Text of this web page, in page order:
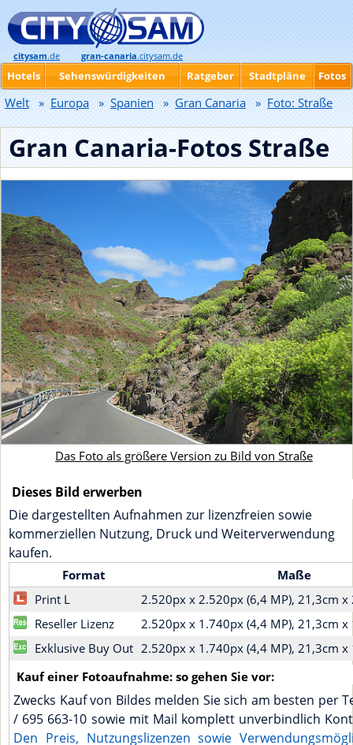
Gran Canaria-Fotos Straße
Das Foto als größere Version zu Bild von Straße
Dieses Bild erwerben
Die dargestellten Aufnahmen zur lizenzfreien sowie
kommerziellen Nutzung, Druck und Weiterverwendung
kaufen.
Format
Maße
Print L
2.520px x 2.520px (6,4 MP), 21,3cm x
Reseller Lizenz
2.520px x 1.740px (4,4 MP), 21,3cm x
Exklusive Buy Out 2.520px x 1.740px (4,4 MP), 21,3cm x
Kauf einer Fotoaufnahme: so gehen Sie vor:
Zwecks Kauf von Bildes melden Sie sich am besten per
/ 695 663-10 sowie mit Mail komplett unverbindlich
Den Preis, Nutzungslizenzen sowie
citysam.de gran-canaria.citysam.de
Hotels Sehenswürdigkeiten Ratgeber Stadtpläne Fotos
Welt » Europa » Spanien » Gran Canaria » Foto: Straße